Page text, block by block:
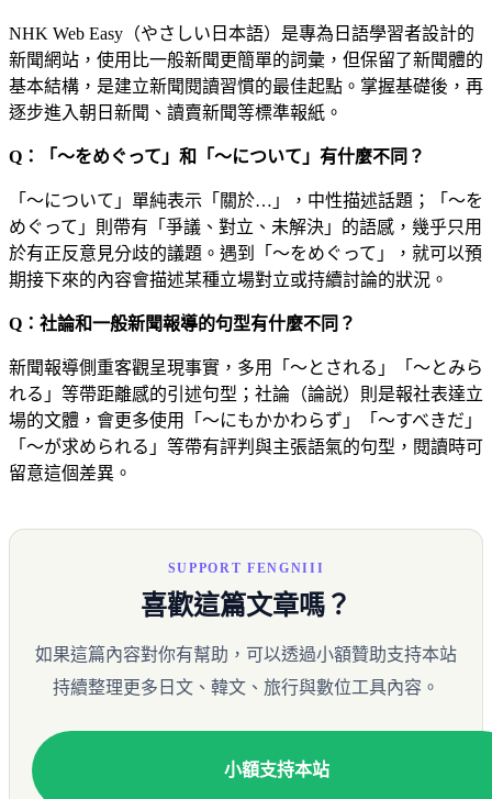
NHK Web Easy（やさしい日本語）是專為日語學習者設計的
新聞網站，使用比一般新聞更簡單的詞彙，但保留了新聞體的
基本結構，是建立新聞閱讀習慣的最佳起點。掌握基礎後，再
逐步進入朝日新聞、讀賣新聞等標準報紙。
Q：「〜をめぐって」和「〜について」有什麼不同？
「〜について」單純表示「關於…」，中性描述話題；「〜を
めぐって」則帶有「爭議、對立、未解決」的語感，幾乎只用
於有正反意見分歧的議題。遇到「〜をめぐって」，就可以預
期接下來的內容會描述某種立場對立或持續討論的狀況。
Q：社論和一般新聞報導的句型有什麼不同？
新聞報導側重客觀呈現事實，多用「〜とされる」「〜とみら
れる」等帶距離感的引述句型；社論（論説）則是報社表達立
場的文體，會更多使用「〜にもかかわらず」「〜すべきだ」
「〜が求められる」等帶有評判與主張語氣的句型，閱讀時可
留意這個差異。
SUPPORT FENGNIII
喜歡這篇文章嗎？
如果這篇內容對你有幫助，可以透過小額贊助支持本站
持續整理更多日文、韓文、旅行與數位工具內容。
小額支持本站